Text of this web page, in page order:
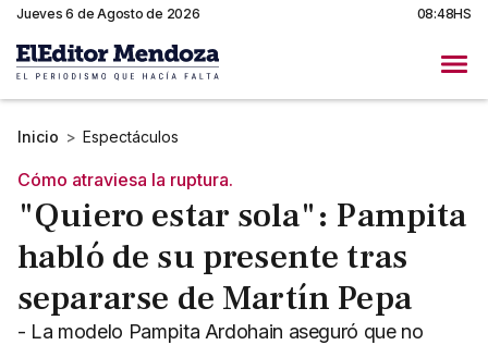
Jueves 6 de Agosto de 2026 08:48HS
Inicio > Espectáculos
Cómo atraviesa la ruptura.
"Quiero estar sola": Pampita
habló de su presente tras
separarse de Martín Pepa
- La modelo Pampita Ardohain aseguró que no